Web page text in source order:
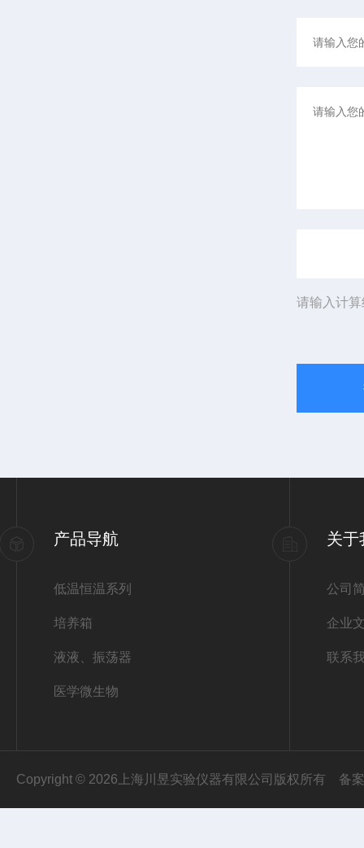
请输入计
产品导航
低温恒温系列
培养箱
液液、振荡器
医学微生物
关于
公司
企业
联系
Copyright © 2026上海川昱实验仪器有限公司版权所有 备